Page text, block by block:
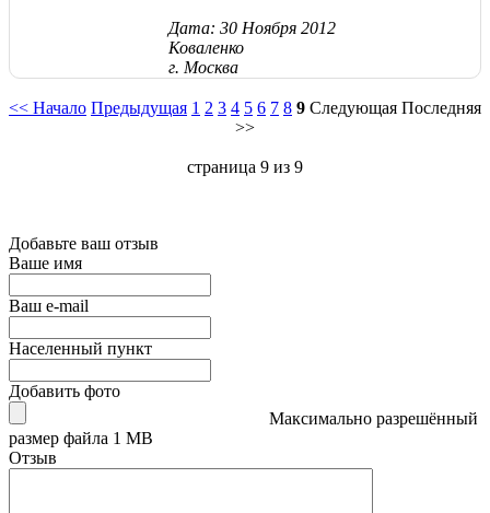
Дата: 30 Ноября 2012
Коваленко
г. Москва
<< Начало Предыдущая 1 2 3 4 5 6 7 8 9 Следующая Последняя
>>
страница 9 из 9
Добавьте ваш отзыв
Ваше имя
Ваш e-mail
Населенный пункт
Добавить фото
Максимально разрешённый
размер файла 1 MB
Отзыв